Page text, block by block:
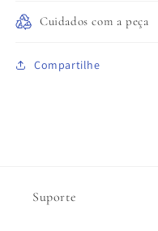
Cuidados com a peça
Compartilhe
Suporte